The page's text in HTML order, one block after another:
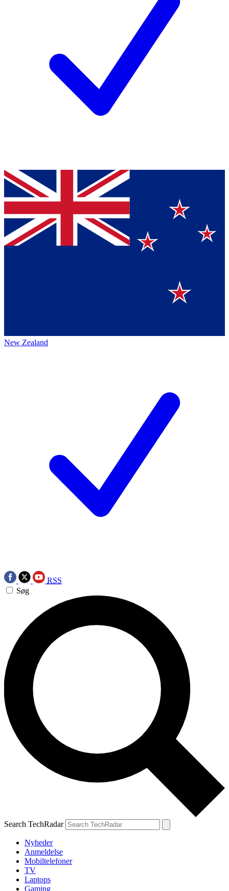
New Zealand
RSS
Søg
Search TechRadar
Nyheder
Anmeldelse
Mobiltelefoner
TV
Laptops
Gaming